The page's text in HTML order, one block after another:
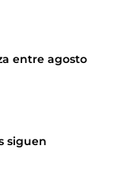
entre agosto
siguen